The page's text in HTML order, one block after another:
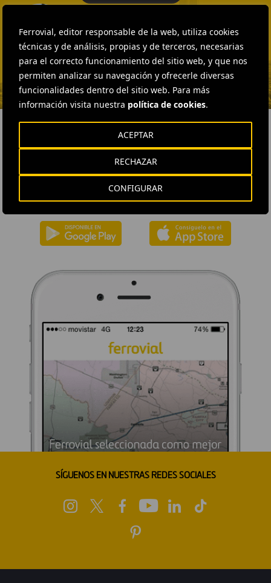
Ferrovial, editor responsable de la web, utiliza cookies
técnicas y de análisis, propias y de terceros, necesarias
para el correcto funcionamiento del sitio web, y que nos
permiten analizar su navegación y ofrecerle diversas
funcionalidades dentro del sitio web. Para más
información visita nuestra política de cookies.
CONFIGURAR
RECHAZAR
ACEPTAR
EXTERNAL COMMUNICATION
Fátima Gracia De
Vargas
DESCÁRGATE NUESTRA APP
La aplicación de Ferrovial proporciona acceso inmediato a toda la
actualidad de la compañía: contenidos informativos, ofertas de
trabajo y la información básica para el inversor.
SÍGUENOS EN NUESTRAS REDES SOCIALES